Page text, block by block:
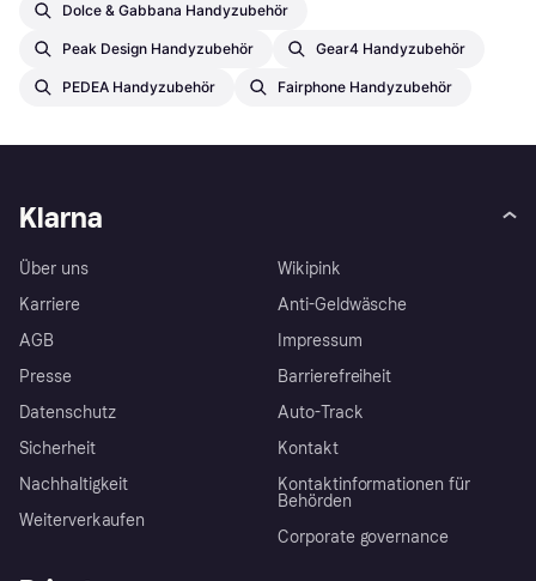
Dolce & Gabbana Handyzubehör
Peak Design Handyzubehör Gear4 Handyzubehör
PEDEA Handyzubehör Fairphone Handyzubehör
Klarna
Über uns
Karriere
AGB
Presse
Datenschutz
Sicherheit
Nachhaltigkeit
Weiterverkaufen
Wikipink
Anti-Geldwäsche
Impressum
Barrierefreiheit
Auto-Track
Kontakt
Kontaktinformationen für
Behörden
Corporate governance